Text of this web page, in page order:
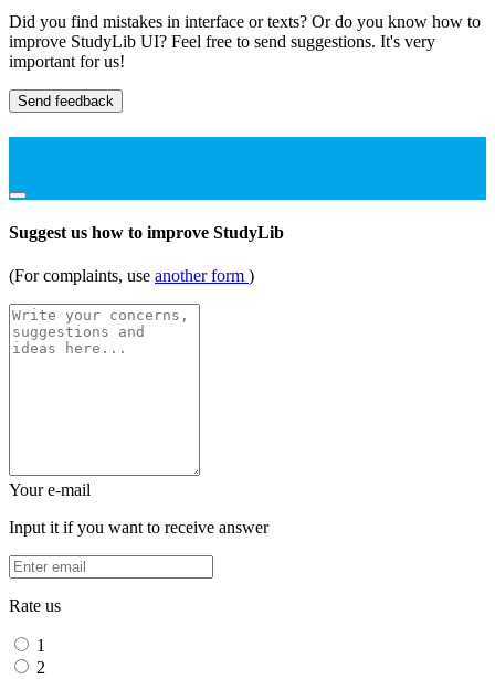
Did you find mistakes in interface or texts? Or do you know how to
improve StudyLib UI? Feel free to send suggestions. It's very
important for us!
Send feedback
Suggest us how to improve StudyLib
(For complaints, use another form )
Your e-mail
Input it if you want to receive answer
Rate us
1
2